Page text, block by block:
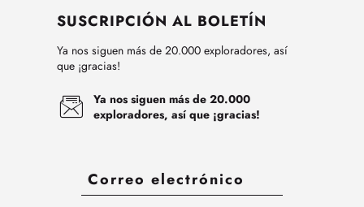
SUSCRIPCIÓN AL BOLETÍN
Ya nos siguen más de 20.000 exploradores, así
que ¡gracias!
Ya nos siguen más de 20.000
exploradores, así que ¡gracias!